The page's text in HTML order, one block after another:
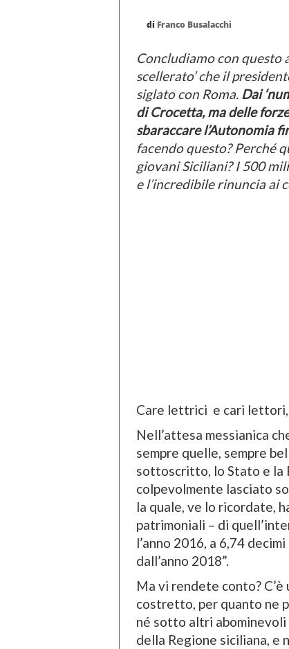
di Franco Busalacchi
Concludiamo con questo
scellerato’ che il
siglato con Roma. Dai
di Crocetta, ma delle
sbaraccare l’Autonomia
facendo questo? Perché
giovani Siciliani? I 500
e l’incredibile rinuncia ai
Care lettrici e cari lettori,
Nell’attesa messianica
sempre quelle, sempre
sottoscritto, lo Stato e la
colpevolmente lasciato
la quale, ve lo ricordate,
patrimoniali – di
l’anno 2016, a 6,74
dall’anno 2018”.
Ma vi rendete conto?
costretto, per quanto ne
né sotto altri
della Regione siciliana, e